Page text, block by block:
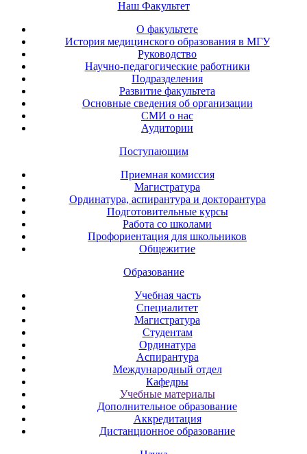
Наш Факультет
О факультете
История медицинского образования в МГУ
Руководство
Научно-педагогические работники
Подразделения
Развитие факультета
Основные сведения об организации
СМИ о нас
Аудитории
Поступающим
Приемная комиссия
Магистратура
Ординатура, аспирантура и докторантура
Подготовительные курсы
Работа со школами
Профориентация для школьников
Общежитие
Образование
Учебная часть
Специалитет
Магистратура
Студентам
Ординатура
Аспирантура
Международный отдел
Кафедры
Учебные материалы
Дополнительное образование
Аккредитация
Дистанционное образование